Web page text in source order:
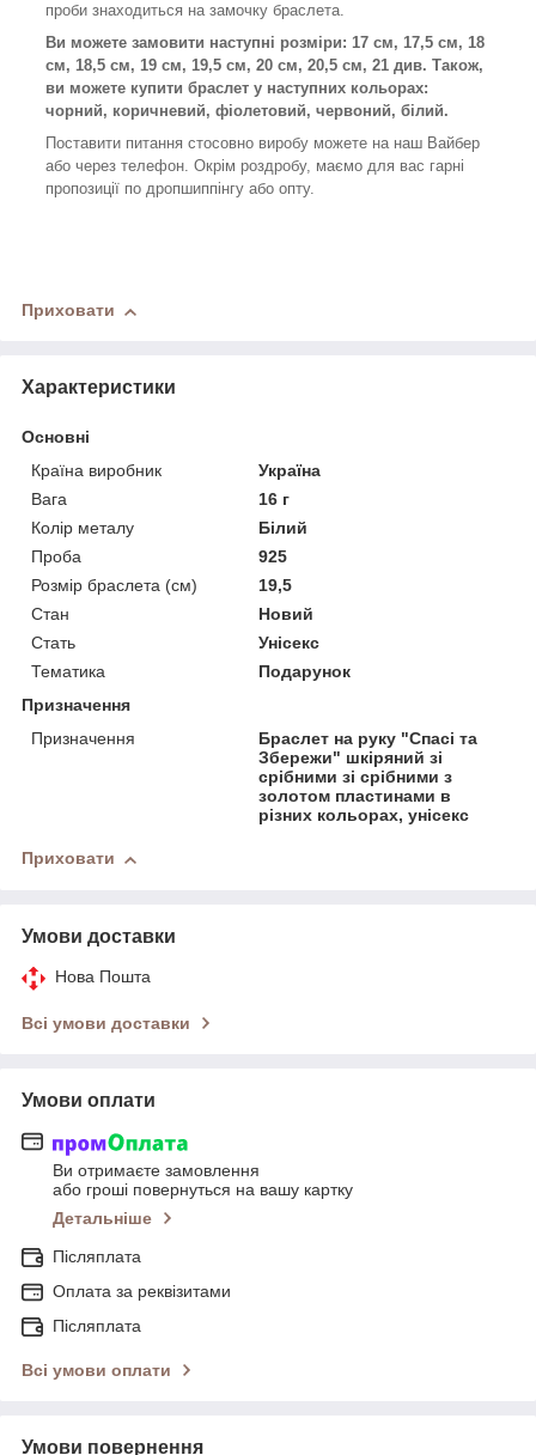
проби знаходиться на замочку браслета.
Ви можете замовити наступні розміри: 17 см, 17,5 см, 18
см, 18,5 см, 19 см, 19,5 см, 20 см, 20,5 см, 21 див. Також,
ви можете купити браслет у наступних кольорах:
чорний, коричневий, фіолетовий, червоний, білий.
Поставити питання стосовно виробу можете на наш Вайбер
або через телефон. Окрім роздробу, маємо для вас гарні
пропозиції по дропшиппінгу або опту.
Приховати
Характеристики
Основні
Країна виробник
Україна
Вага
16 г
Колір металу
Білий
Проба
925
Розмір браслета (см)
19,5
Стан
Новий
Стать
Унісекс
Тематика
Подарунок
Призначення
Призначення
Браслет на руку "Спасі та
Збережи" шкіряний зі
срібними зі срібними з
золотом пластинами в
різних кольорах, унісекс
Приховати
Умови доставки
Нова Пошта
Всі умови доставки
Умови оплати
Ви отримаєте замовлення
або гроші повернуться на вашу картку
Детальніше
Післяплата
Оплата за реквізитами
Післяплата
Всі умови оплати
Умови повернення